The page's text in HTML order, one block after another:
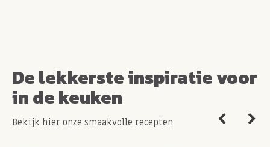
De lekkerste inspiratie voor
in de keuken
Bekijk hier onze smaakvolle recepten